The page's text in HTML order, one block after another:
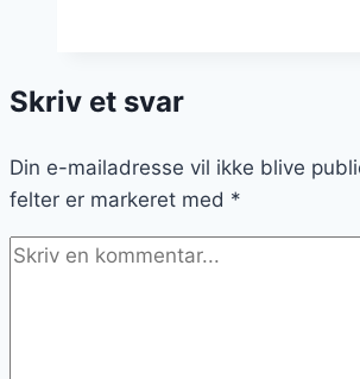
luksuriøs
Skriv et svar
Din e-mailadresse vil ikke blive
felter er markeret med *